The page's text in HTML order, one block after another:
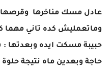
عادل مسك مناخرها
وماتعمليش كده تاني مهما
حبيبة مسكت ايده
حاجة وبعدين ماه نتيجة حلوة